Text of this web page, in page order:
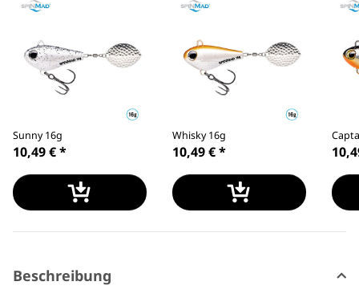
Sunny 16g
10,49 €*
Whisky 16g
10,49 €*
Beschreibung